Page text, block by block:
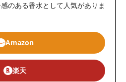
のある香水として人気がありま
Amazon
楽天